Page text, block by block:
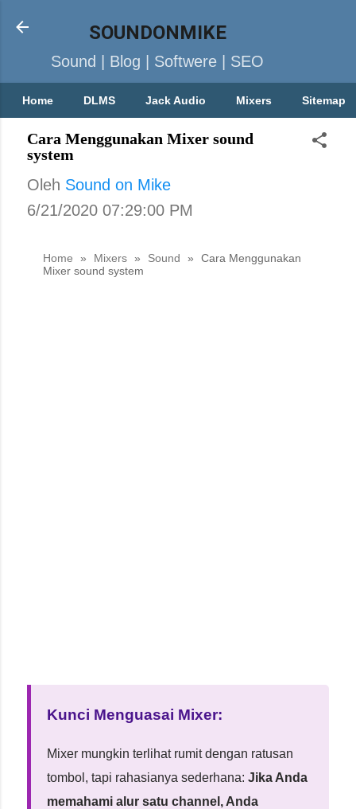
SOUNDONMIKE
Sound | Blog | Softwere | SEO
Home DLMS Jack Audio Mixers Sitemap
Cara Menggunakan Mixer sound
system
Oleh Sound on Mike
6/21/2020 07:29:00 PM
Home » Mixers » Sound »
Cara Menggunakan
Mixer sound system
Kunci Menguasai Mixer:
Mixer mungkin terlihat rumit dengan ratusan
tombol, tapi rahasianya sederhana: Jika Anda
memahami alur satu channel, Anda